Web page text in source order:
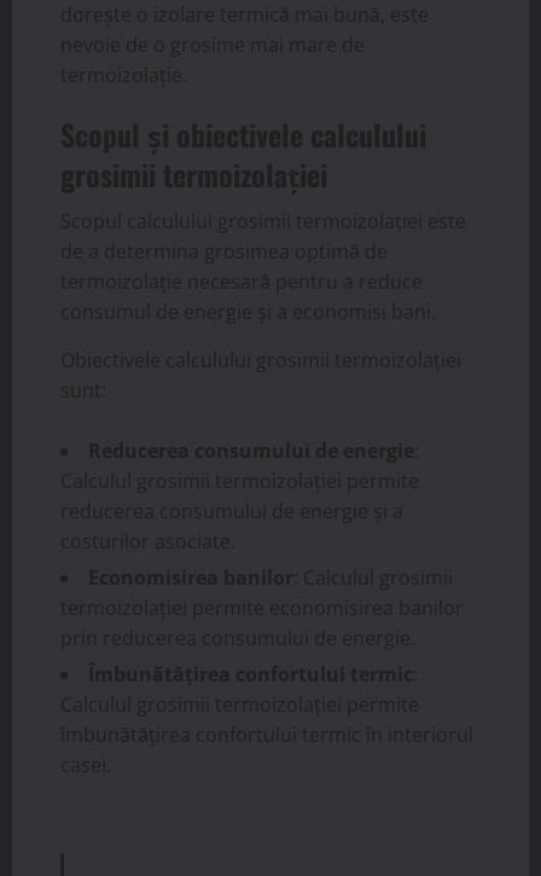
dorește o izolare termică mai bună, este
nevoie de o grosime mai mare de
termoizolație.
Scopul și obiectivele calculului
grosimii termoizolației
Scopul calculului grosimii termoizolației este
de a determina grosimea optimă de
termoizolație necesară pentru a reduce
consumul de energie și a economisi bani.
Obiectivele calculului grosimii termoizolației
sunt:
Reducerea consumului de energie
Calculul grosimii termoizolației permite
reducerea consumului de energie și a
costurilor asociate.
Economisirea banilor : Calculul grosimii
termoizolației permite economisirea banilor
prin reducerea consumului de energie.
Îmbunătățirea confortului termic
Calculul grosimii termoizolației permite
îmbunătățirea confortului termic în interiorul
casei.